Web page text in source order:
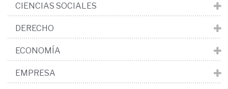
CIENCIAS SOCIALES
DERECHO
ECONOMÍA
EMPRESA